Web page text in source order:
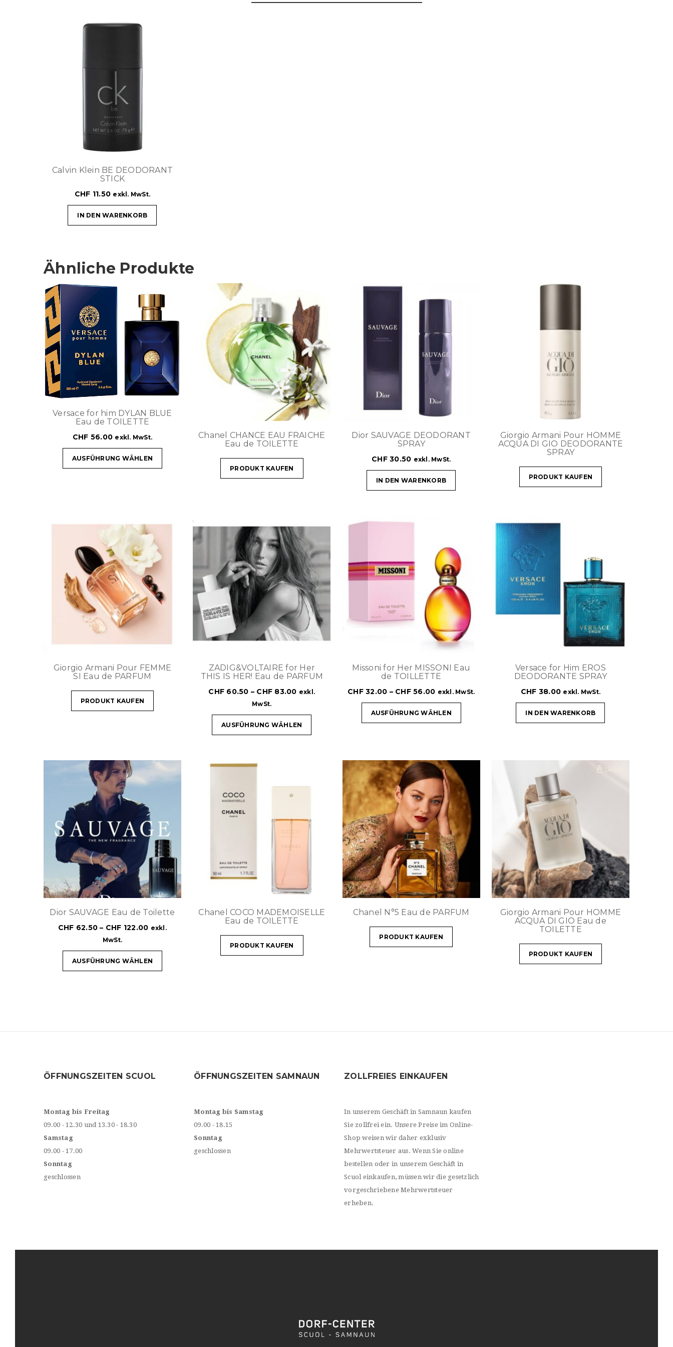
Calvin Klein BE DEODORANT
STICK
CHF 11.50 exkl. MwSt.
IN DEN WARENKORB
Ähnliche Produkte
Versace for him DYLAN BLUE
Eau de TOILETTE
CHF 56.00 exkl. MwSt.
AUSFÜHRUNG WÄHLEN
Chanel CHANCE EAU FRAICHE
Eau de TOILETTE
PRODUKT KAUFEN
Dior SAUVAGE DEODORANT
SPRAY
CHF30.50 exkl. MwSt.
IN DEN WARENKORB
Giorgio Armani Pour HOMME
ACQUA DI GIO DEODORANTE
SPRAY
PRODUKT KAUFEN
Giorgio Armani Pour FEMME
SI Eau de PARFUM
PRODUKT KAUFEN
ZADIG&VOLTAIRE for Her
THIS IS HER! Eau de PARFUM
CHF 60.50 – CHF 83.00 exkl.
MwSt.
AUSFÜHRUNG WÄHLEN
Missoni for Her MISSONI Eau
de TOILLETTE
CHF32.00 – CHF56.00 exkl. MwSt.
AUSFÜHRUNG WÄHLEN
Versace for Him EROS
DEODORANTE SPRAY
CHF 38.00 exkl. MwSt.
IN DEN WARENKORB
Dior SAUVAGE Eau de Toilette
CHF 62.50 – CHF 122.00 exkl.
MwSt.
AUSFÜHRUNG WÄHLEN
Chanel COCO MADEMOISELLE
Eau de TOILETTE
PRODUKT KAUFEN
Chanel N°5 Eau de PARFUM
PRODUKT KAUFEN
Giorgio Armani Pour HOMME
ACQUA DI GIO Eau de
TOILETTE
PRODUKT KAUFEN
ÖFFNUNGSZEITEN SCUOL
Montag bis Freitag
09.00 - 12.30 und 13.30 - 18.30
Samstag
09.00 - 17.00
Sonntag
geschlossen
ÖFFNUNGSZEITEN SAMNAUN
Montag bis Samstag
09.00 - 18.15
Sonntag
geschlossen
ZOLLFREIES EINKAUFEN
In unserem Geschäft in Samnaun kaufen
Sie zollfrei ein. Unsere Preise im Online-
Shop weisen wir daher exklusiv
Mehrwertsteuer aus. Wenn Sie online
bestellen oder in unserem Geschäft in
Scuol einkaufen, müssen wir die gesetzlich
vorgeschriebene Mehrwertsteuer
erheben.